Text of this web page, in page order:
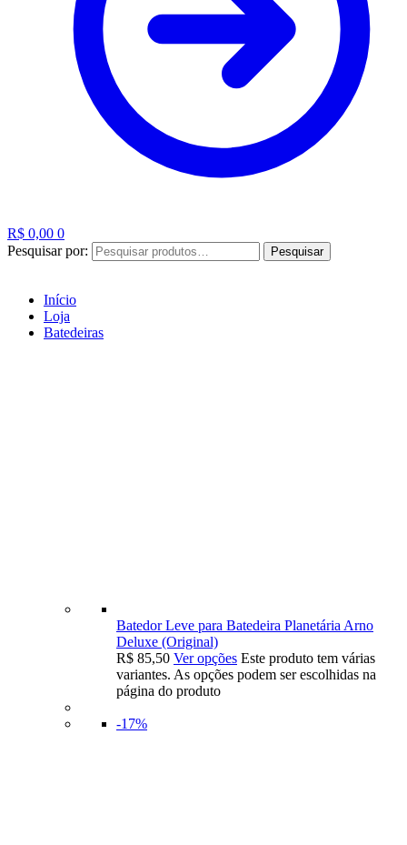
R$ 0,00 0
Pesquisar por:
Pesquisar
Início
Loja
Batedeiras
Batedor Leve para Batedeira Planetária Arno
Deluxe (Original)
R$ 85,50 Ver opções Este produto tem várias
variantes. As opções podem ser escolhidas na
página do produto
-17%